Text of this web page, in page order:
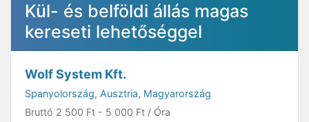
Kül- és belföldi állás magas
kereseti lehetőséggel
Wolf System Kft.
Spanyolország, Ausztria, Magyarország
Bruttó 2 500 Ft - 5 000 Ft / Óra